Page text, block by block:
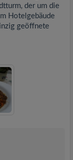
der um die
Hotelgebäude
geöffnete